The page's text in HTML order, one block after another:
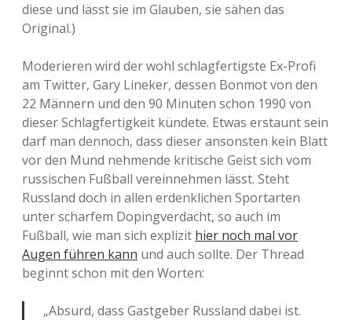
diese und lässt sie im Glauben, sie sähen das
Original.)
Moderieren wird der wohl schlagfertigste Ex-Profi
am Twitter, Gary Lineker, dessen Bonmot von den
22 Männern und den 90 Minuten schon 1990 von
dieser Schlagfertigkeit kündete. Etwas erstaunt sein
darf man dennoch, dass dieser ansonsten kein Blatt
vor den Mund nehmende kritische Geist sich vom
russischen Fußball vereinnehmen lässt. Steht
Russland doch in allen erdenklichen Sportarten
unter scharfem Dopingverdacht, so auch im
Fußball, wie man sich explizit hier noch mal vor
Augen führen kann und auch sollte. Der Thread
beginnt schon mit den Worten:
„Absurd, dass Gastgeber Russland dabei ist.